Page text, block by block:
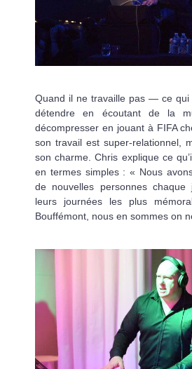
Quand il ne travaille pas — ce
détendre en écoutant de la
décompresser en jouant à FIFA
son travail est super-relationnel,
son charme. Chris explique ce
en termes simples : « Nous
de nouvelles personnes
leurs journées les plus
Bouffémont, nous en sommes on